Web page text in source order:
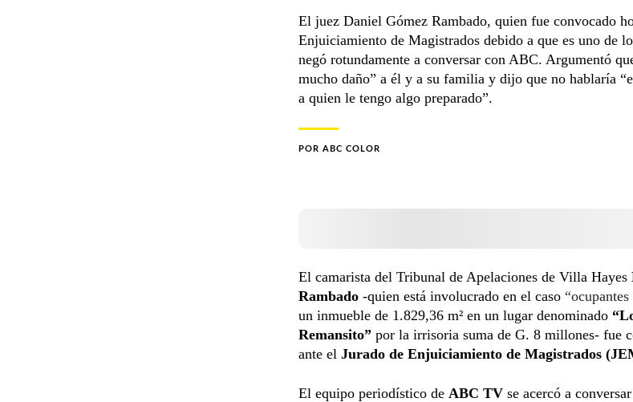
El juez Daniel Gómez Rambado, quien fue convocado
Enjuiciamiento de Magistrados debido a que es uno de
negó rotundamente a conversar con ABC. Argumentó
mucho daño” a él y a su familia y dijo que no hablaría
a quien le tengo algo preparado”.
POR ABC COLOR
El camarista del Tribunal de Apelaciones de Villa Hayes
Rambado -quien está involucrado en el caso
un inmueble de 1.829,36 m² en un lugar denominado
Remansito” por la irrisoria suma de G. 8 millones- fue
ante el Jurado de Enjuiciamiento de Magistrados
El equipo periodístico de ABC TV se acercó a